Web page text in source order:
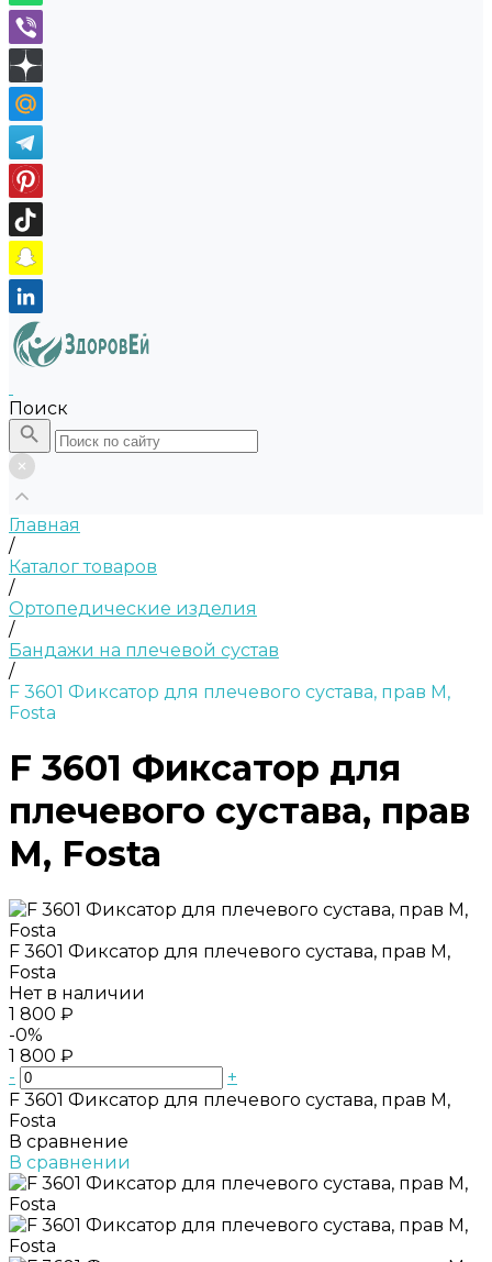
Поиск
Главная
/
Каталог товаров
/
Ортопедические изделия
/
Бандажи на плечевой сустав
/
F 3601 Фиксатор для плечевого сустава, прав M,
Fosta
F 3601 Фиксатор для
плечевого сустава, прав
M, Fosta
F 3601 Фиксатор для плечевого сустава, прав M,
Fosta
Нет в наличии
1 800 ₽
-0%
1 800 ₽
-
+
F 3601 Фиксатор для плечевого сустава, прав M,
Fosta
В сравнение
В сравнении